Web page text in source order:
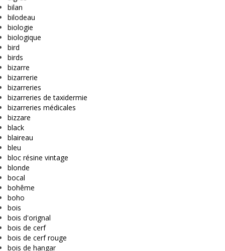
bilan
bilodeau
biologie
biologique
bird
birds
bizarre
bizarrerie
bizarreries
bizarreries de taxidermie
bizarreries médicales
bizzare
black
blaireau
bleu
bloc résine vintage
blonde
bocal
bohême
boho
bois
bois d'orignal
bois de cerf
bois de cerf rouge
bois de hangar